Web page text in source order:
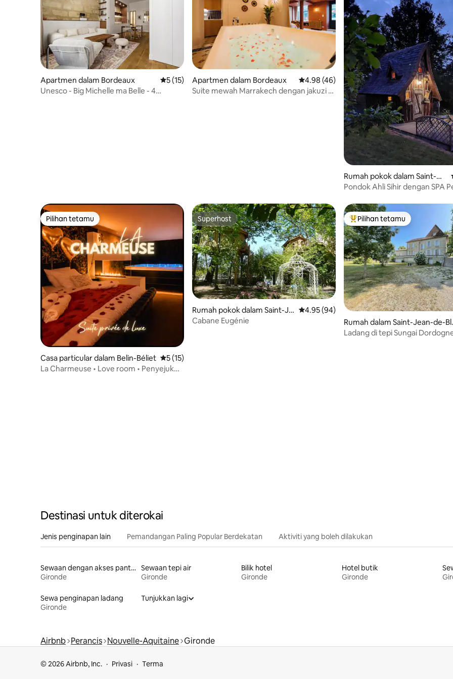
Apartmen dalam Bordeaux Penarafan purata 5 daripada 5, 15 ulasan
5 (15)
Unesco - Big Michelle ma Belle - 4
Apartmen dalam Bordeaux Penarafan purata 4.98 daripada 5, 46 ulasan
4.98 (46)
Suite mewah Marrakech dengan jakuzi &
Rumah pokok dalam Saint-An
dré-et-Appelles
Pondok Ahli Sihir dengan SPA
Pilihan tetamu
Pilihan tetamu
Casa particular dalam Belin-Béliet Penarafan purata 5 daripada 5, 15 ulasan
5 (15)
La Charmeuse • Love room • Penyejuk
Superhost
Superhost
Rumah pokok dalam Saint-Je
an-d'Illac
Penarafan purata 4.95 daripada 5, 94 ulasan
4.95 (94)
Cabane Eugénie
Pilihan utama tetamu
Pilihan tetamu
Rumah dalam Saint-Jean-de-
gnac
Ladang di tepi Sungai
Destinasi untuk diterokai
Jenis penginapan lain Pemandangan Paling Popular Berdekatan Aktiviti yang boleh dilakukan
Sewaan dengan akses pantai
Gironde
Sewaan tepi air
Gironde
Bilik hotel
Gironde
Hotel butik
Gironde
Sewa penginapan ladang
Gironde
Tunjukkan lagi
Airbnb Perancis Nouvelle-Aquitaine Gironde
© 2026 Airbnb, Inc. Privasi Terma